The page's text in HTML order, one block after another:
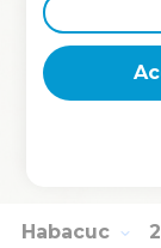
Car par eux sa
Alors, va-t-il
massacrer des
© Société biblique
Habacuc 2